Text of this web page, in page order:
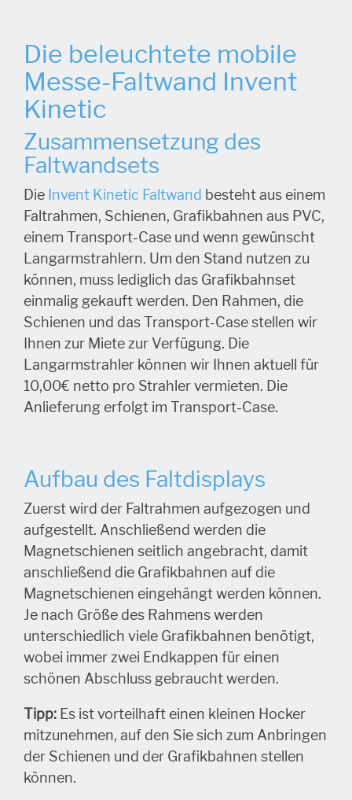
Die beleuchtete mobile
Messe-Faltwand Invent
Kinetic
Zusammensetzung des
Faltwandsets
Die Invent Kinetic Faltwand besteht aus einem
Faltrahmen, Schienen, Grafikbahnen aus PVC,
einem Transport-Case und wenn gewünscht
Langarmstrahlern. Um den Stand nutzen zu
können, muss lediglich das Grafikbahnset
einmalig gekauft werden. Den Rahmen, die
Schienen und das Transport-Case stellen wir
Ihnen zur Miete zur Verfügung. Die
Langarmstrahler können wir Ihnen aktuell für
10,00€ netto pro Strahler vermieten. Die
Anlieferung erfolgt im Transport-Case.
Aufbau des Faltdisplays
Zuerst wird der Faltrahmen aufgezogen und
aufgestellt. Anschließend werden die
Magnetschienen seitlich angebracht, damit
anschließend die Grafikbahnen auf die
Magnetschienen eingehängt werden können.
Je nach Größe des Rahmens werden
unterschiedlich viele Grafikbahnen benötigt,
wobei immer zwei Endkappen für einen
schönen Abschluss gebraucht werden.
Tipp: Es ist vorteilhaft einen kleinen Hocker
mitzunehmen, auf den Sie sich zum Anbringen
der Schienen und der Grafikbahnen stellen
können.